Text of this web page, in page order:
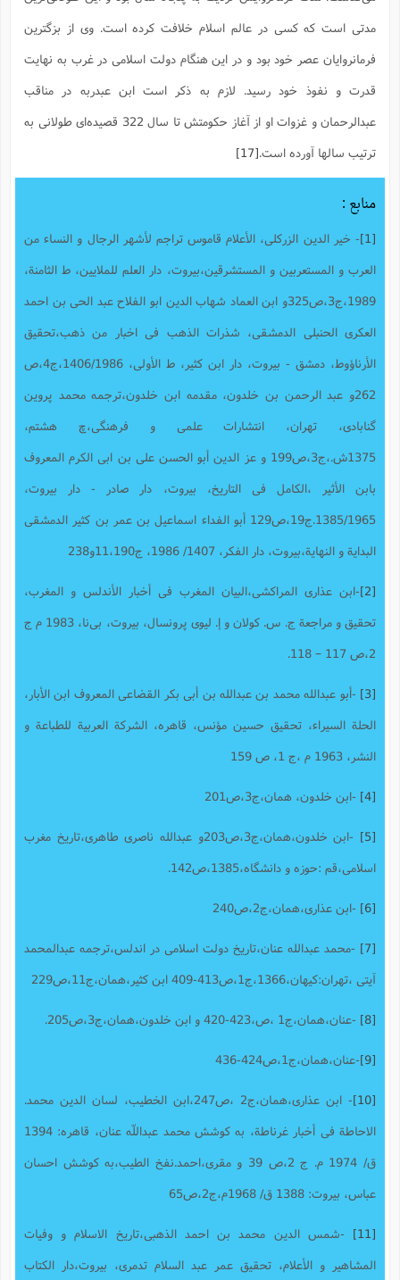
مدتی است که کسی در عالم اسلام خلافت کرده است. وی از بزگترین
فرمانروایان عصر خود بود و در این هنگام دولت اسلامی در غرب به نهایت
قدرت و نفوذ خود رسید. لازم به ذکر است ابن عبدربه در مناقب
عبدالرحمان و غزوات او از آغاز حکومتش تا سال 322 قصیده‌ای طولانی به
ترتیب سالها آورده است.[17]
منابع :
- خیر الدین الزرکلى، الأعلام قاموس تراجم لأشهر الرجال و النساء من
العرب و المستعربین و المستشرقین،بیروت، دار العلم للملایین، ط الثامنة،
1989،ج3،ص325و ابن العماد شهاب الدین ابو الفلاح عبد الحی بن احمد
العکری الحنبلی الدمشقی، شذرات الذهب فی اخبار من ذهب،تحقیق
الأرناؤوط، دمشق - بیروت، دار ابن کثیر، ط الأولى، 1406/1986،ج4،ص
262و عبد الرحمن بن خلدون، مقدمه ابن خلدون،ترجمه محمد پروین
گنابادى، تهران، انتشارات علمى و فرهنگى،چ هشتم،
1375ش.،ج‌3،ص199 و عز الدین أبو الحسن على بن ابى الکرم المعروف
بابن الأثیر ،الکامل فی التاریخ، بیروت، دار صادر - دار بیروت،
1385/1965.ج‌19،ص129 أبو الفداء اسماعیل بن عمر بن کثیر الدمشقى
البدایة و النهایة،بیروت، دار الفکر، 1407/ 1986، ج‌11،190و238
-ابن عذاری المراکشی،البیان المغرب فی أخبار الأندلس و المغرب،
تحقیق و مراجعة ج. س. کولان و إ. لیوی پرونسال، بیروت، بی‌نا، 1983 م ج
2،ص 117 – 118.
-أبو عبدالله محمد بن عبدالله بن أبی بکر القضاعی المعروف ابن الأبار،
الحلة السیراء، تحقیق حسین مؤنس، قاهره، الشرکة العربیة للطباعة و
النشر، 1963 م ،ج 1، ص 159
-ابن خلدون، همان،ج3،ص201
-ابن خلدون،همان،ج3،ص203و عبدالله ناصری طاهری،تاریخ مغرب
اسلامی،قم :حوزه و دانشگاه،1385،ص142.
-ابن عذاری،همان،ج2،ص240
-محمد عبدالله عنان،تاریخ دولت اسلامی در اندلس،ترجمه عبدالمحمد
آیتی ،تهران:کیهان،1366،ج1،ص413-409 ابن کثیر،همان،ج‌11،ص229
-عنان،همان،ج1 ،ص،423-420 و ابن خلدون،همان،ج3،ص205.
-عنان،همان،ج1،ص424-436
- ابن عذارى،همان،ج2 ،ص247،ابن الخطیب، لسان الدین محمد.
الاحاطة فى أخبار غرناطة، به کوشش محمد عبداللّه‌ عنان، قاهره: 1394
ق/ 1974 م. ج 2،ص 39 و مقرى،احمد.نفخ الطیب،به کوشش احسان
عباس، بیروت: 1388 ق/ 1968م،ج2،ص65
-شمس الدین محمد بن احمد الذهبى،تاریخ الاسلام و وفیات
المشاهیر و الأعلام، تحقیق عمر عبد السلام تدمرى، بیروت،دار الکتاب